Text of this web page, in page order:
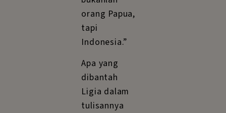
orang Papua,
tapi
Indonesia.”
Apa yang
dibantah
Ligia dalam
tulisannya